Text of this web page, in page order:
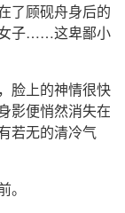
了顾砚舟身后的
子……这卑鄙小
脸上的神情很快
影便悄然消失在
若无的清冷气